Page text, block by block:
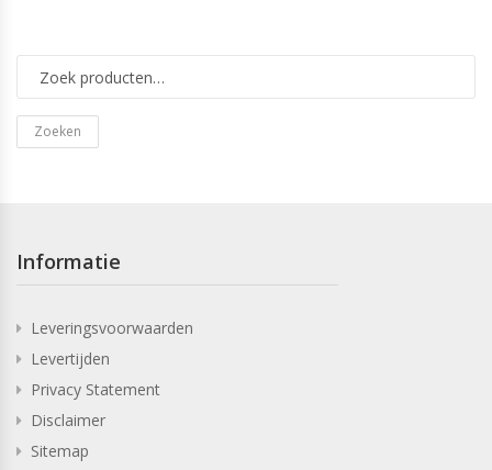
Zoeken
Informatie
Leveringsvoorwaarden
Levertijden
Privacy Statement
Disclaimer
Sitemap